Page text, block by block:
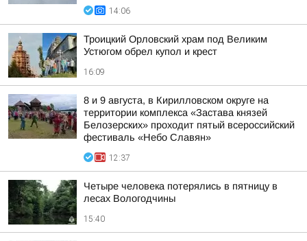
14:06
Троицкий Орловский храм под Великим
Устюгом обрел купол и крест
16:09
8 и 9 августа, в Кирилловском округе на
территории комплекса «Застава князей
Белозерских» проходит пятый всероссийский
фестиваль «Небо Славян»
12:37
Четыре человека потерялись в пятницу в
лесах Вологодчины
15:40